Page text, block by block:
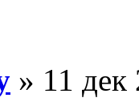
» 11 дек